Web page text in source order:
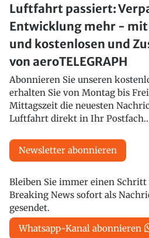
Luftfahrt passiert:
Entwicklung mehr -
und kostenlosen und
von aeroTELEGRAPH
Abonnieren Sie unseren
erhalten Sie von Montag bis
Mittagszeit die neuesten
Luftfahrt direkt in Ihr Postfach..
Newsletter abonnieren
Bleiben Sie immer einen
Breaking News sofort als
gesendet.
Whatsapp-Kanal abonnieren